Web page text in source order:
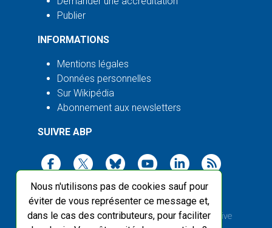
Nous n'utilisons pas de cookies sauf pour
éviter de vous représenter ce message et,
dans le cas des contributeurs, pour faciliter
Publier
INFORMATIONS
Mentions légales
Données personnelles
Sur Wikipédia
Abonnement aux newsletters
SUIVRE ABP
2003-2026 ©Agence Bretagne Presse, sauf Creative